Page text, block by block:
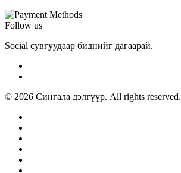
Follow us
Social сувгуудаар биднийг дагаарай.
© 2026 Сингала дэлгүүр. All rights reserved.